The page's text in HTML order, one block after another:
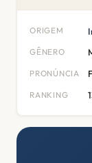
ORIGEM
GÊNERO
PRONÚNCIA
RANKING